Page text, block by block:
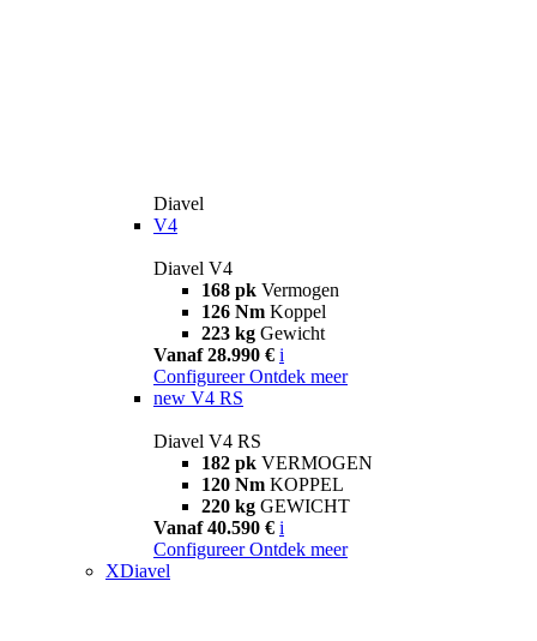
Diavel
V4
Diavel V4
168 pk Vermogen
126 Nm Koppel
223 kg Gewicht
Vanaf 28.990 € i
Configureer Ontdek meer
new V4 RS
Diavel V4 RS
182 pk VERMOGEN
120 Nm KOPPEL
220 kg GEWICHT
Vanaf 40.590 € i
Configureer Ontdek meer
XDiavel